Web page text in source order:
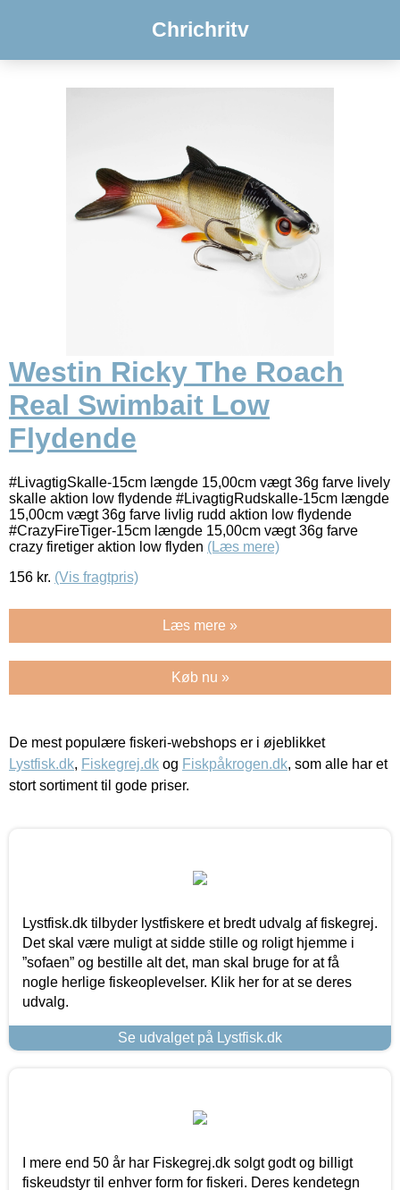
Chrichritv
Westin Ricky The Roach
Real Swimbait Low
Flydende
#LivagtigSkalle-15cm længde 15,00cm vægt 36g farve lively
skalle aktion low flydende #LivagtigRudskalle-15cm længde
15,00cm vægt 36g farve livlig rudd aktion low flydende
#CrazyFireTiger-15cm længde 15,00cm vægt 36g farve
crazy firetiger aktion low flyden (Læs mere)
156 kr. (Vis fragtpris)
Læs mere »
Køb nu »
De mest populære fiskeri-webshops er i øjeblikket
Lystfisk.dk, Fiskegrej.dk og Fiskpåkrogen.dk, som alle har et
stort sortiment til gode priser.
Lystfisk.dk tilbyder lystfiskere et bredt udvalg af fiskegrej.
Det skal være muligt at sidde stille og roligt hjemme i
”sofaen” og bestille alt det, man skal bruge for at få
nogle herlige fiskeoplevelser. Klik her for at se deres
udvalg.
Se udvalget på Lystfisk.dk
I mere end 50 år har Fiskegrej.dk solgt godt og billigt
fiskeudstyr til enhver form for fiskeri. Deres kendetegn